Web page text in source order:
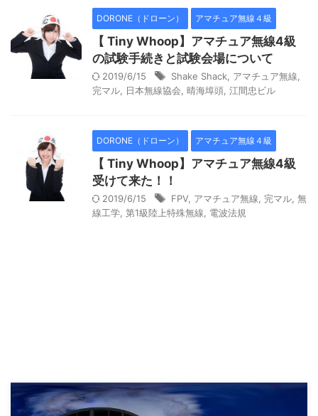
DORONE（ドローン） アマチュア無線４級
【 Tiny Whoop】アマチュア無線4級
の試験手続きと試験会場について
2019/6/15 Shake Shack アマチュア無線
完マル
日本無線協会 晴海埠頭 江間忠ビル
DORONE（ドローン） アマチュア無線４級
【 Tiny Whoop】アマチュア無線4級
受けて来た！！
2019/6/15 FPV, アマチュア無線 完マル 無
線工学 第1級陸上特殊無線 電波法規